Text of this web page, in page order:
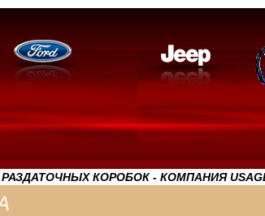
КОРОБОК - КОМПАНИЯ